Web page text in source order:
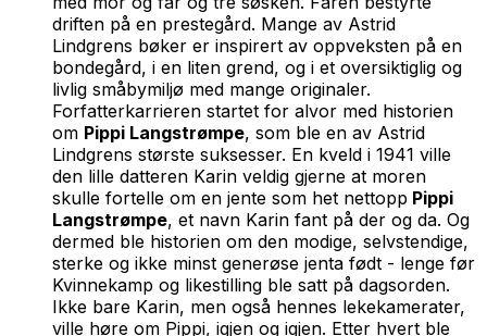
driften på en prestegård. Mange av Astrid
Lindgrens bøker er inspirert av oppveksten på en
bondegård, i en liten grend, og i et oversiktiglig og
livlig småbymiljø med mange originaler.
Forfatterkarrieren startet for alvor med historien
om Pippi Langstrømpe, som ble en av Astrid
Lindgrens største suksesser. En kveld i 1941 ville
den lille datteren Karin veldig gjerne at moren
skulle fortelle om en jente som het nettopp Pippi
Langstrømpe, et navn Karin fant på der og da. Og
dermed ble historien om den modige, selvstendige,
sterke og ikke minst generøse jenta født - lenge før
Kvinnekamp og likestilling ble satt på dagsorden.
Ikke bare Karin, men også hennes lekekamerater,
ville høre om Pippi, igjen og igjen. Etter hvert ble